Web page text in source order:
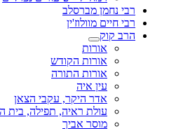
רבי נחמן מברסלב
רבי חיים מוולוז'ין
הרב קוק
אורות
אורות הקודש
אורות התורה
עין איה
אדר היקר, עקבי הצאן
עולת ראיה, תפילה, בית
מוסר אביך